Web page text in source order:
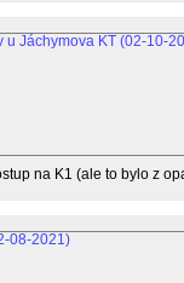
na K1 (ale to bylo z